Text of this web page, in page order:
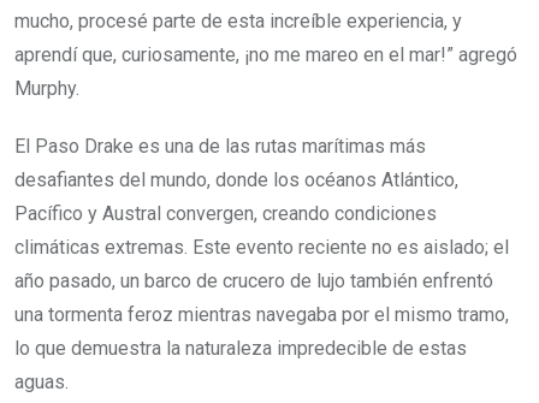
mucho, procesé parte de esta increíble experiencia, y
aprendí que, curiosamente, ¡no me mareo en el mar!” agregó
Murphy.
El Paso Drake es una de las rutas marítimas más
desafiantes del mundo, donde los océanos Atlántico,
Pacífico y Austral convergen, creando condiciones
climáticas extremas. Este evento reciente no es aislado; el
año pasado, un barco de crucero de lujo también enfrentó
una tormenta feroz mientras navegaba por el mismo tramo,
lo que demuestra la naturaleza impredecible de estas
aguas.